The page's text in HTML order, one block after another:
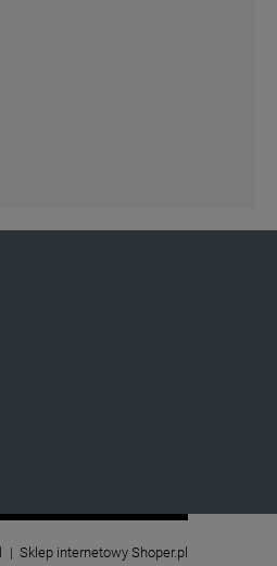
Sklep internetowy Shoper.pl